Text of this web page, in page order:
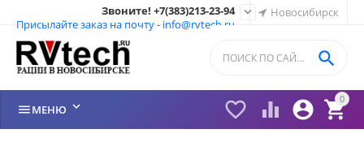
Новосибирск
Звоните! +7(383)213-23-94
Присылайте заказ на почту - info@rvtech.ru

0


 

МЕНЮ 